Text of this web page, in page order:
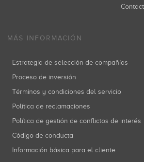
MÁS INFORMACIÓN
Estrategia de selección de compañías
Proceso de inversión
Términos y condiciones del servicio
Política de reclamaciones
Política de gestión de conflictos de interés
Código de conducta
Información básica para el cliente